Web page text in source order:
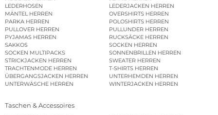
LEDERHOSEN
LEDERJACKEN HERREN
MÄNTEL HERREN
OVERSHIRTS HERREN
PARKA HERREN
POLOSHIRTS HERREN
PULLOVER HERREN
PULLUNDER HERREN
PYJAMAS HERREN
RUCKSÄCKE HERREN
SAKKOS
SOCKEN HERREN
SOCKEN MULTIPACKS
SONNENBRILLEN HERREN
STRICKJACKEN HERREN
SWEATER HERREN
TRACHTENMODE HERREN
T-SHIRTS HERREN
ÜBERGANGSJACKEN HERREN
UNTERHEMDEN HERREN
UNTERWÄSCHE HERREN
WINTERJACKEN HERREN
Taschen & Accessoires